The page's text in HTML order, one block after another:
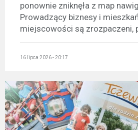
ponownie zniknęła z map
Prowadzący biznesy i
miejscowości są zrozpaczeni,
16 lipca 2026 - 20:17